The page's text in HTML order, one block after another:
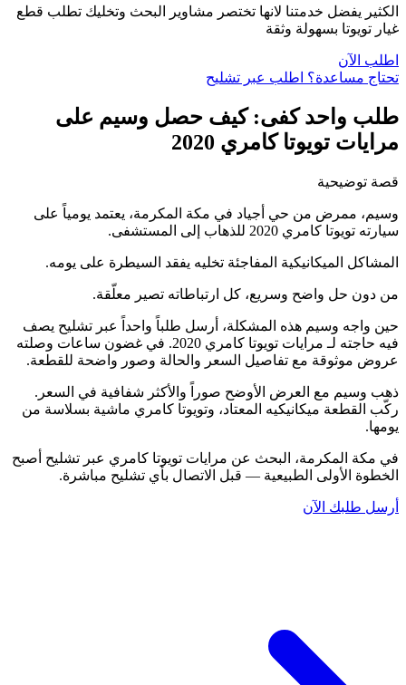
الكثير يفضل خدمتنا لانها تختصر مشاوير البحث وتخليك تطلب قطع
غيار تويوتا بسهولة وثقة
اطلب الآن
تحتاج مساعدة؟ اطلب عبر تشليح
طلب واحد كفى: كيف حصل وسيم على
مرايات تويوتا كامري 2020
قصة توضيحية
وسيم، ممرض من حي أجياد في مكة المكرمة، يعتمد يومياً على
سيارته تويوتا كامري 2020 للذهاب إلى المستشفى.
المشاكل الميكانيكية المفاجئة تخليه يفقد السيطرة على يومه.
من دون حل واضح وسريع، كل ارتباطاته تصير معلّقة.
حين واجه وسيم هذه المشكلة، أرسل طلباً واحداً عبر تشليح يصف
فيه حاجته لـ مرايات تويوتا كامري 2020. في غضون ساعات وصلته
عروض موثوقة مع تفاصيل السعر والحالة وصور واضحة للقطعة.
ذهب وسيم مع العرض الأوضح صوراً والأكثر شفافية في السعر.
ركّب القطعة ميكانيكيه المعتاد، وتويوتا كامري ماشية بسلاسة من
يومها.
في مكة المكرمة، البحث عن مرايات تويوتا كامري عبر تشليح أصبح
الخطوة الأولى الطبيعية — قبل الاتصال بأي تشليح مباشرة.
أرسل طلبك الآن